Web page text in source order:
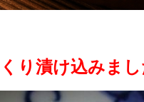
り漬け込みまし